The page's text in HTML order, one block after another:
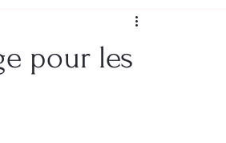
pour les